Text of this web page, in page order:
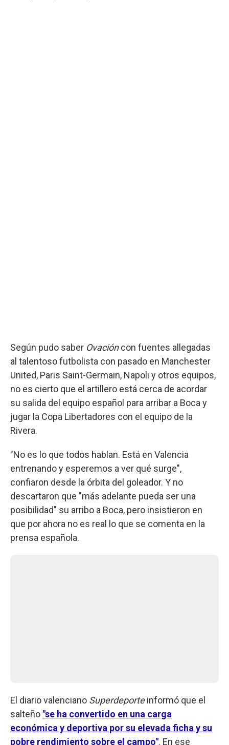
Según pudo saber Ovacióncon fuentes allegadas
al talentoso futbolista con pasado en Manchester
United, Paris Saint-Germain, Napoli y otros equipos,
no es cierto que el artillero está cerca de acordar
su salida del equipo español para arribar a Boca y
jugar la Copa Libertadores con el equipo de la
Rivera.
"No es lo que todos hablan. Está en Valencia
entrenando y esperemos a ver qué surge",
confiaron desde la órbita del goleador. Y no
descartaron que "más adelante pueda ser una
posibilidad" su arribo a Boca, pero insistieron en
que por ahora no es real lo que se comenta en la
prensa española.
El diario valenciano Superdeporteinformó que el
salteño "se ha convertido en una carga
económica y deportiva por su elevada ficha y su
pobre rendimiento sobre el campo". En ese